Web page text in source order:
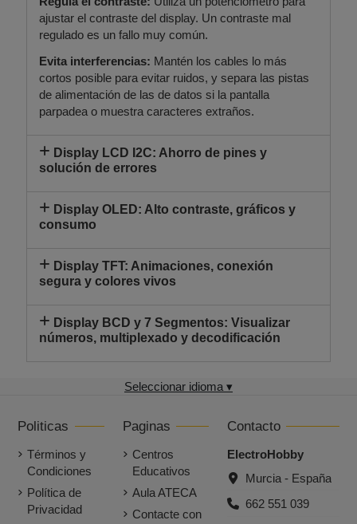
ajustar el contraste del display. Un contraste mal
regulado es un fallo muy común.
Evita interferencias: Mantén los cables lo más
cortos posible para evitar ruidos, y separa las pistas
de alimentación de las de datos si la pantalla
parpadea o muestra caracteres extraños.
Display LCD I2C: Ahorro de pines y
solución de errores
Display OLED: Alto contraste, gráficos y
consumo
Display TFT: Animaciones, conexión
segura y colores vivos
Display BCD y 7 Segmentos: Visualizar
números, multiplexado y decodificación
Seleccionar idioma ▾
Politicas
Términos y
Condiciones
Política de
Privacidad
Paginas
Centros
Educativos
Aula ATECA
Contacte con
Contacto
ElectroHobby
Murcia - España
662 551 039